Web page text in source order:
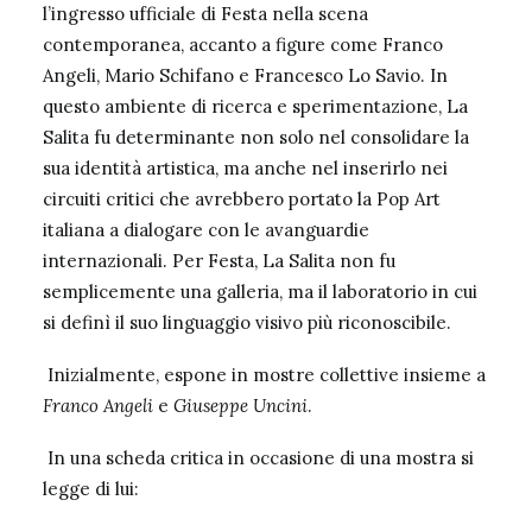
l’ingresso ufficiale di Festa nella scena
contemporanea, accanto a figure come Franco
Angeli, Mario Schifano e Francesco Lo Savio. In
questo ambiente di ricerca e sperimentazione, La
Salita fu determinante non solo nel consolidare la
sua identità artistica, ma anche nel inserirlo nei
circuiti critici che avrebbero portato la Pop Art
italiana a dialogare con le avanguardie
internazionali. Per Festa, La Salita non fu
semplicemente una galleria, ma il laboratorio in cui
si definì il suo linguaggio visivo più riconoscibile.
Inizialmente, espone in mostre collettive insieme a
Franco Angeli e Giuseppe Uncini.
In una scheda critica in occasione di una mostra si
legge di lui: